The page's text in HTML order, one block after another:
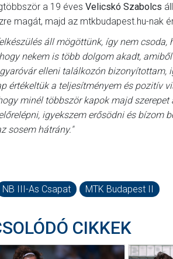
a 19 éves Velicskó Szabolcs
magát, majd az mtkbudapest.hu-nak
áll mögöttünk, így nem
nekem is több dolgom akadt,
elleni találkozón bizonyítottam,
értékeltük a teljesítményem és pozitív
minél többször kapok majd
igyekszem erősödni és bízom
sosem hátrány."
NB III-As Csapat MTK Budapest II
CIKKEK